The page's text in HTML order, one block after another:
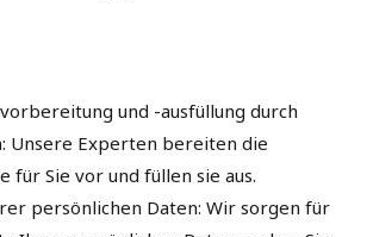
und -ausfüllung durch
Unsere Experten bereiten die
für Sie vor und füllen sie aus.
persönlichen Daten: Wir sorgen für